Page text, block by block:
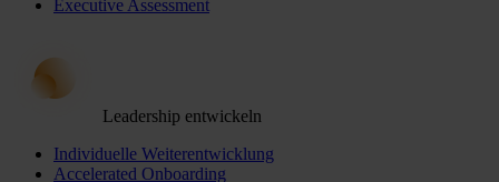
Executive Assessment
Leadership entwickeln
Individuelle Weiterentwicklung
Accelerated Onboarding